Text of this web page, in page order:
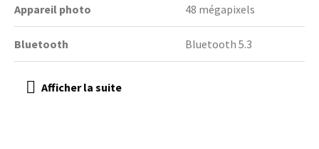
Appareil photo 48 mégapixels
Bluetooth Bluetooth 5.3